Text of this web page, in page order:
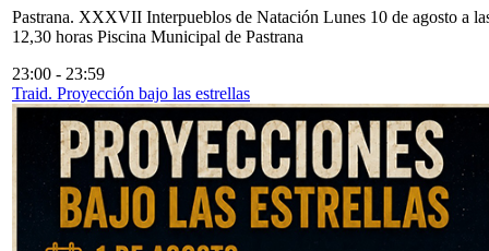
Pastrana. XXXVII Interpueblos de Natación Lunes 10 de agosto a
12,30 horas Piscina Municipal de Pastrana
23:00 - 23:59
Traid. Proyección bajo las estrellas